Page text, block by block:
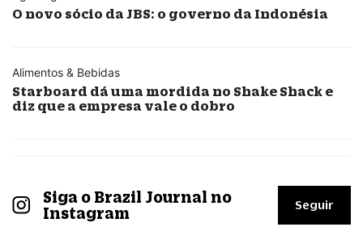
O novo sócio da JBS: o governo da Indonésia
Alimentos & Bebidas
Starboard dá uma mordida no Shake Shack e
diz que a empresa vale o dobro
Siga o Brazil Journal no
Instagram
Seguir